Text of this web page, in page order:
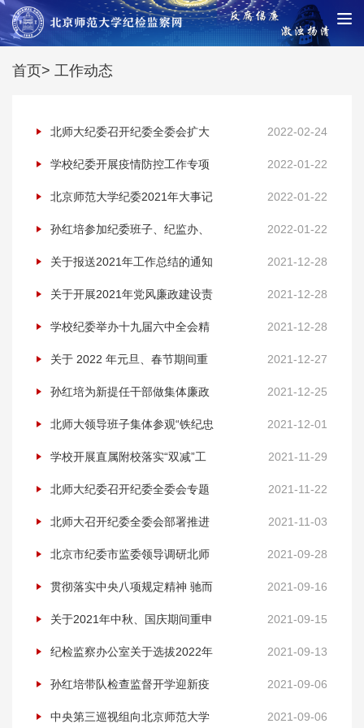
首页> 工作动态
北师大纪委召开纪委全委会扩大
会 学习中央纪委十九届六次全会
精神
2022-02-24
学校纪委开展疫情防控工作专项
监督检查
2022-01-22
北京师范大学纪委2021年大事记 2022-01-22
孙红培参加纪委班子、纪监办、
巡视办党史学习教育专题民主生
活会及党支部组织生活会
2022-01-22
关于报送2021年工作总结的通知 2021-12-28
关于开展2021年党风廉政建设责
任制 检查考核自查自评工作的通
知
2021-12-28
学校纪委举办十九届六中全会精
神专题辅导报告会
2021-12-28
关于 2022 年元旦、春节期间重
申有关纪律的通知
2021-12-27
孙红培为新提任干部做集体廉政
谈话
2021-12-25
北师大领导班子集体参观“铁纪忠
魂——中国共产党100年纪律建
设专题展览”
2021-12-01
学校开展直属附校落实“双减”工
作专项检查
2021-11-29
北师大纪委召开纪委全委会专题
学习十九届六中全会精神
2021-11-22
北师大召开纪委全委会部署推进
巡视整改和监督工作
2021-11-03
北京市纪委市监委领导调研北师
大中央巡视整改监督工作
2021-09-28
贯彻落实中央八项规定精神 驰而
不息纠治“四风”问题
2021-09-16
关于2021年中秋、国庆期间重申
有关纪律的通知
2021-09-15
纪检监察办公室关于选拔2022年
学生事务助理的通知
2021-09-13
孙红培带队检查监督开学迎新疫
情防控工作
2021-09-06
中央第三巡视组向北京师范大学 2021-09-06